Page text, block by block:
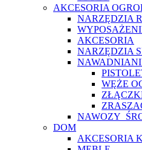
AKCESORIA
NARZĘDZIA
AKCESORIA
NARZĘDZIA
WĘŻE
DOM
AKCESORIA